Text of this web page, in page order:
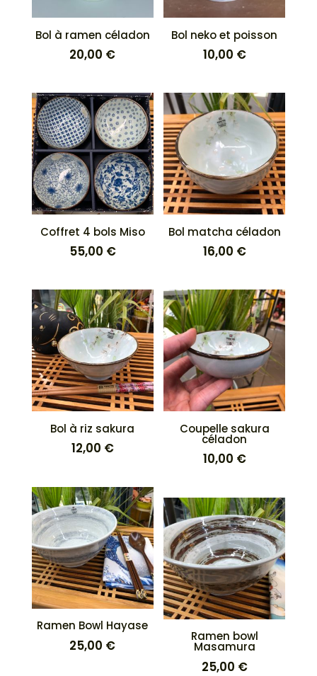
Bol à ramen céladon
20,00 €
Bol neko et poisson
10,00 €
Coffret 4 bols Miso
55,00 €
Bol matcha céladon
16,00 €
Bol à riz sakura
12,00 €
Coupelle sakura
céladon
10,00 €
Ramen Bowl Hayase
25,00 €
Ramen bowl
Masamura
25,00 €